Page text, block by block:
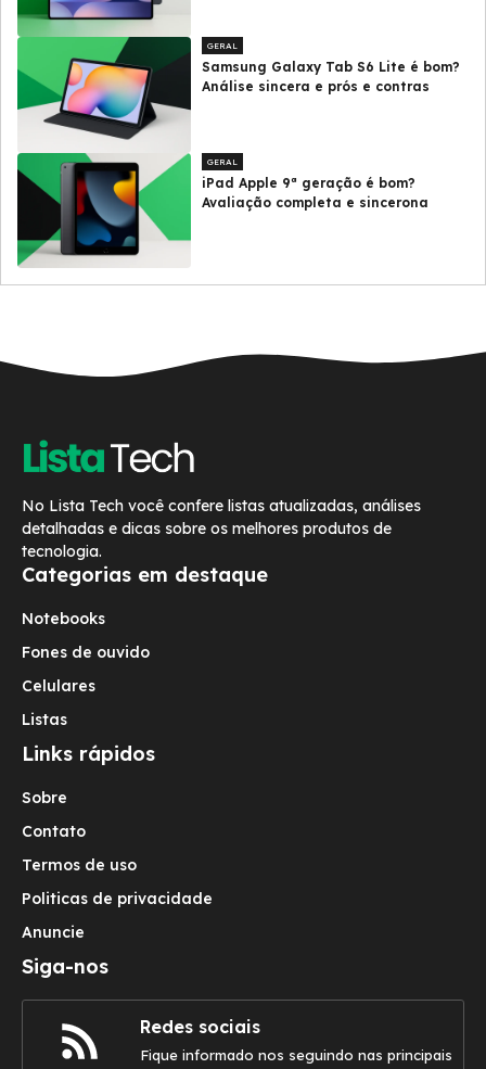
GERAL
Samsung Galaxy Tab S6 Lite é bom?
Análise sincera e prós e contras
GERAL
iPad Apple 9ª geração é bom?
Avaliação completa e sincerona
No Lista Tech você confere listas atualizadas, análises
detalhadas e dicas sobre os melhores produtos de
tecnologia.
Categorias em destaque
Notebooks
Fones de ouvido
Celulares
Listas
Links rápidos
Sobre
Contato
Termos de uso
Politicas de privacidade
Anuncie
Siga-nos
Redes sociais
Fique informado nos seguindo nas principais